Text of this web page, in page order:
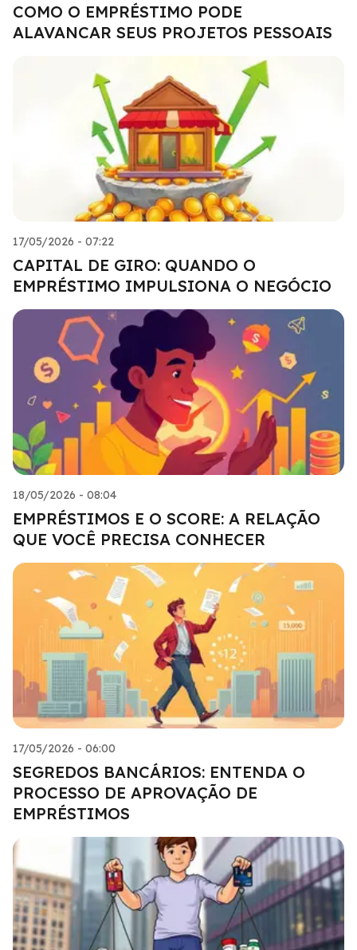
COMO O EMPRÉSTIMO PODE
ALAVANCAR SEUS PROJETOS PESSOAIS
17/05/2026 - 07:22
CAPITAL DE GIRO: QUANDO O
EMPRÉSTIMO IMPULSIONA O NEGÓCIO
18/05/2026 - 08:04
EMPRÉSTIMOS E O SCORE: A RELAÇÃO
QUE VOCÊ PRECISA CONHECER
17/05/2026 - 06:00
SEGREDOS BANCÁRIOS: ENTENDA O
PROCESSO DE APROVAÇÃO DE
EMPRÉSTIMOS